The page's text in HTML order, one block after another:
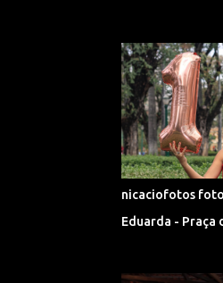
nicaciofotos
Eduarda - Praça